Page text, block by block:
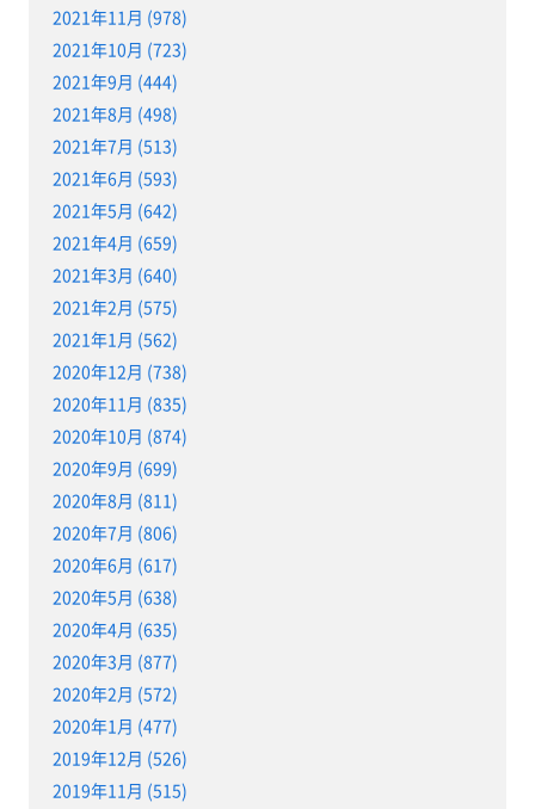
2021年11月 (978)
2021年10月 (723)
2021年9月 (444)
2021年8月 (498)
2021年7月 (513)
2021年6月 (593)
2021年5月 (642)
2021年4月 (659)
2021年3月 (640)
2021年2月 (575)
2021年1月 (562)
2020年12月 (738)
2020年11月 (835)
2020年10月 (874)
2020年9月 (699)
2020年8月 (811)
2020年7月 (806)
2020年6月 (617)
2020年5月 (638)
2020年4月 (635)
2020年3月 (877)
2020年2月 (572)
2020年1月 (477)
2019年12月 (526)
2019年11月 (515)